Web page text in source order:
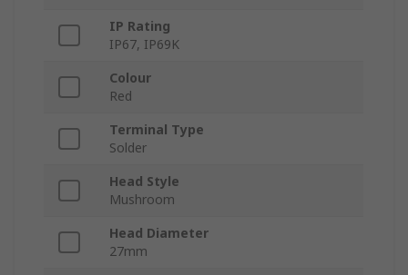
IP Rating
IP67, IP69K
Colour
Red
Terminal Type
Solder
Head Style
Mushroom
Head Diameter
27mm